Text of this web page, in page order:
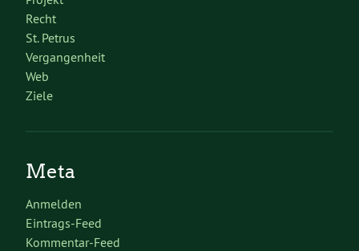
Recht
St. Petrus
Vergangenheit
Web
Ziele
Meta
Anmelden
Eintrags-Feed
Kommentar-Feed